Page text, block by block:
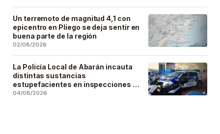
Un terremoto de magnitud 4,1 con
epicentro en Pliego se deja sentir en
buena parte de la región
02/08/2026
La Policía Local de Abarán incauta
distintas sustancias
estupefacientes en inspecciones a
locales públicos del municipio
04/08/2026